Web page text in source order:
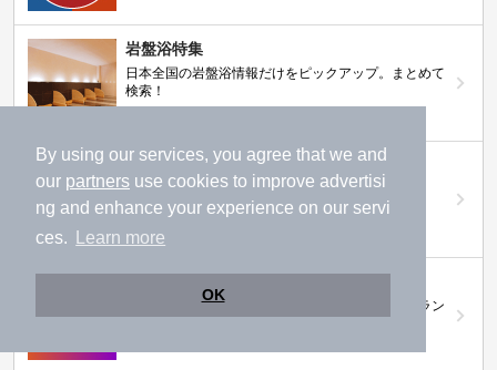
By using our services, you agree that we and
our partners use cookies to improve advertisi
ng and enhance your experience on our servi
ces.
Learn more
OK
岩盤浴特集
日本全国の岩盤浴情報だけをピックアップ。まとめて
検索！
ニフティ温泉ニュース
温泉にもっと行きたくなる！お得な情報を掲載中
温浴施設をお得に楽しめるサブスクリプションプラン